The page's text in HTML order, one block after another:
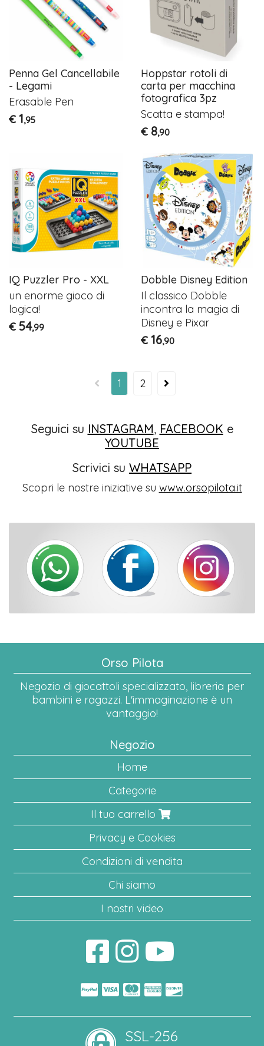
Penna Gel Cancellabile
- Legami
Erasable Pen
€ 1,95
Hoppstar rotoli di
carta per macchina
fotografica 3pz
Scatta e stampa!
€ 8,90
IQ Puzzler Pro - XXL
un enorme gioco di
logica!
€ 54,99
Dobble Disney Edition
Il classico Dobble
incontra la magia di
Disney e Pixar
€ 16,90
1 2
Seguici su INSTAGRAM, FACEBOOK e
YOUTUBE
Scrivici su WHATSAPP
Scopri le nostre iniziative su www.orsopilota.it
Orso Pilota
Negozio di giocattoli specializzato, libreria per
bambini e ragazzi. L'immaginazione è un
vantaggio!
Negozio
Home
Categorie
Il tuo carrello
Privacy e Cookies
Condizioni di vendita
Chi siamo
I nostri video
SSL-256